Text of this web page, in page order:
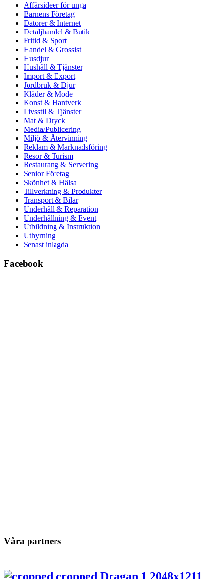
Affärsideer för unga
Barnens Företag
Datorer & Internet
Detaljhandel & Butik
Fritid & Sport
Handel & Grossist
Husdjur
Hushåll & Tjänster
Import & Export
Jordbruk & Djur
Kläder & Mode
Konst & Hantverk
Livsstil & Tjänster
Mat & Dryck
Media/Publicering
Miljö & Återvinning
Reklam & Marknadsföring
Resor & Turism
Restaurang & Servering
Senior Företag
Skönhet & Hälsa
Tillverkning & Produkter
Transport & Bilar
Underhåll & Reparation
Underhållning & Event
Utbildning & Instruktion
Uthyrning
Senast inlagda
Facebook
Våra partners